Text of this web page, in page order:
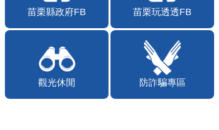
苗栗縣政府FB 苗栗玩透透FB
觀光休閒 防詐騙專區